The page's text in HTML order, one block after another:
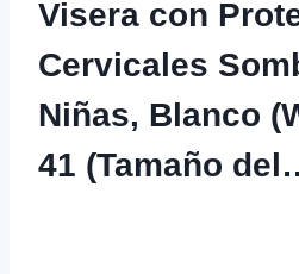
Visera con
Cervicales
Niñas, Blanco
41 (Tamaño